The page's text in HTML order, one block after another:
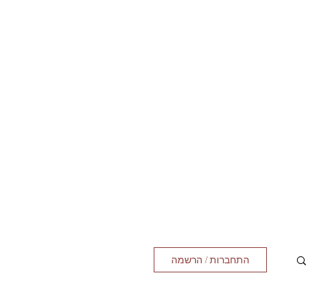
התחברות / הרשמה